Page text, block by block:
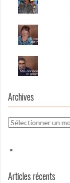
Archives
Archives
Articles récents